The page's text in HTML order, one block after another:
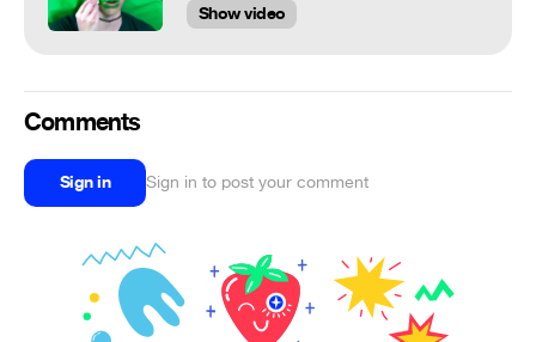
Show video
Comments
Sign in Sign in to post your comment